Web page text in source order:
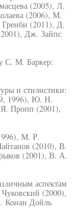
(2005), Л.
(2006), М.
(2011), Д.
Дж. Зайпс
С. М. Баркер:
и стилистики:
1996), Ю. Н.
Пропп (2001),
М. Р.
(2010), В.
(2001), В. А.
аспектам
(2000),
Конан Дойль